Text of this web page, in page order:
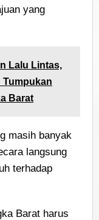
yang
Lalu Lintas,
Tumpukan
Barat
masih banyak
langsung
terhadap
Barat harus